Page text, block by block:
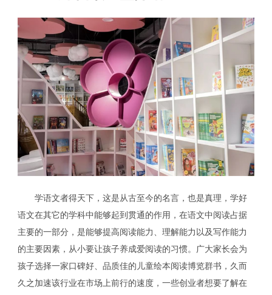
学语文者得天下，这是从古至今的名言，也是真理，学好
语文在其它的学科中能够起到贯通的作用，在语文中阅读占据
主要的一部分，是能够提高阅读能力、理解能力以及写作能力
的主要因素，从小要让孩子养成爱阅读的习惯。广大家长会为
孩子选择一家口碑好、品质佳的儿童绘本阅读博览群书，久而
久之加速该行业在市场上前行的速度，一些创业者想要了解在